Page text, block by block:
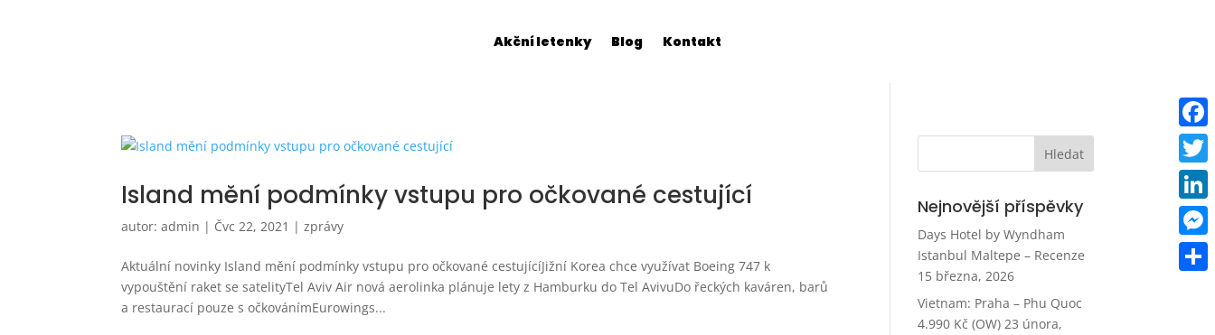
Akční letenky Blog Kontakt
Island mění podmínky vstupu pro očkované cestující
autor:admin | Čvc 22, 2021 |zprávy
Aktuální novinky Island mění podmínky vstupu pro očkované cestujícíJižní Korea chce využívat Boeing 747 k
vypouštění raket se satelityTel Aviv Air nová aerolinka plánuje lety z Hamburku do Tel AvivuDo řeckých kaváren, barů
a restaurací pouze s očkovánímEurowings...
Nejnovější příspěvky
Days Hotel by Wyndham
Istanbul Maltepe – Recenze
15 března, 2026
Vietnam: Praha – Phu Quoc
4.990 Kč (OW) 23 února,